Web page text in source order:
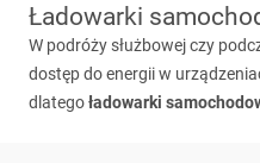
Ładowarki
W podróży służbowej czy
dostęp do energii w
dlategoładowarki